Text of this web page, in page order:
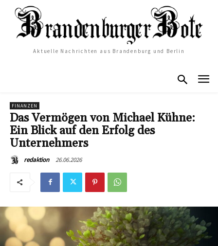
Aktuelle Nachrichten aus Brandenburg und Berlin
FINANZEN
Das Vermögen von Michael Kühne:
Ein Blick auf den Erfolg des
Unternehmers
redaktion 26.06.2026